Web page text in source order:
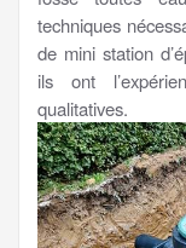
techniques
de mini station
ils ont
qualitatives.